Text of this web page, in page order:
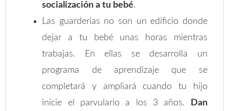
socialización a tu bebé.
Las guarderías no son un edificio donde
dejar a tu bebé unas horas mientras
trabajas. En ellas se desarrolla un
programa de aprendizaje que se
completará y ampliará cuando tu hijo
inicie el parvulario a los 3 años.
Dan